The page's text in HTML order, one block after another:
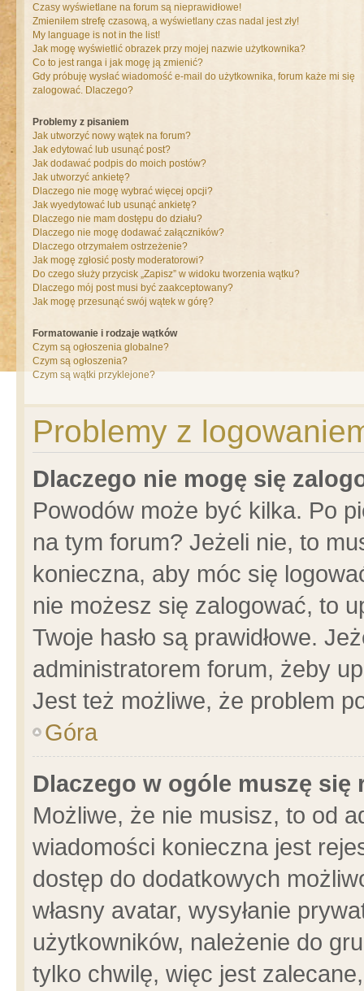
Czasy wyświetlane na forum są nieprawidłowe!
Zmieniłem strefę czasową, a wyświetlany czas nadal jest zły!
My language is not in the list!
Jak mogę wyświetlić obrazek przy mojej nazwie użytkownika?
Co to jest ranga i jak mogę ją zmienić?
Gdy próbuję wysłać wiadomość e-mail do użytkownika, forum każe mi się
zalogować. Dlaczego?
Problemy z pisaniem
Jak utworzyć nowy wątek na forum?
Jak edytować lub usunąć post?
Jak dodawać podpis do moich postów?
Jak utworzyć ankietę?
Dlaczego nie mogę wybrać więcej opcji?
Jak wyedytować lub usunąć ankietę?
Dlaczego nie mam dostępu do działu?
Dlaczego nie mogę dodawać załączników?
Dlaczego otrzymałem ostrzeżenie?
Jak mogę zgłosić posty moderatorowi?
Do czego służy przycisk „Zapisz” w widoku tworzenia wątku?
Dlaczego mój post musi być zaakceptowany?
Jak mogę przesunąć swój wątek w górę?
Formatowanie i rodzaje wątków
Czym są ogłoszenia globalne?
Czym są ogłoszenia?
Czym są wątki przyklejone?
Problemy z
Dlaczego nie mogę się
Powodów może być kilka. Po
na tym forum? Jeżeli nie, to
konieczna, aby móc się
nie możesz się zalogować, to
Twoje hasło są prawidłowe.
administratorem forum, żeby
Jest też możliwe, że problem
Góra
Dlaczego w ogóle muszę się
Możliwe, że nie musisz, to od
wiadomości konieczna jest
dostęp do dodatkowych
własny avatar, wysyłanie
użytkowników, należenie do
tylko chwilę, więc jest